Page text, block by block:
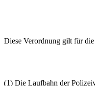
Diese Verordnung gilt für
(1) Die Laufbahn der